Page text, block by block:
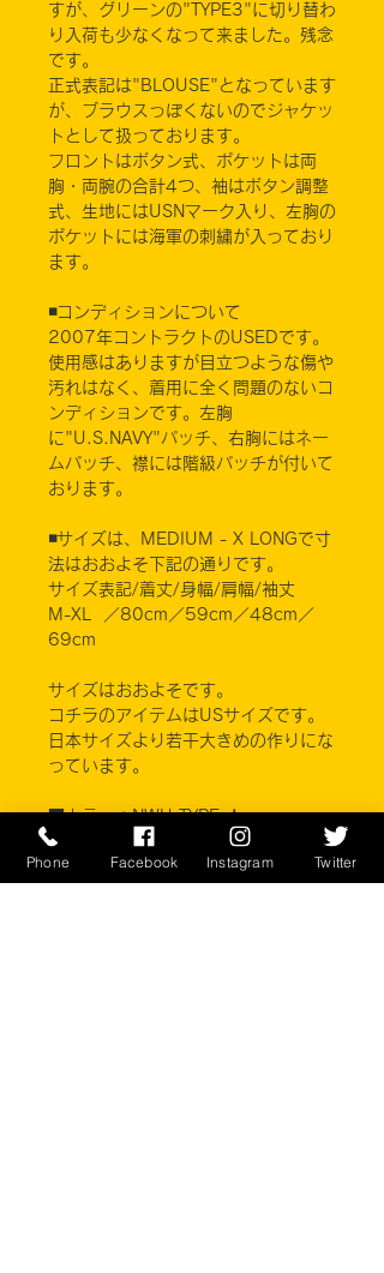
すが、グリーンの"TYPE3"に切り替わ
り入荷も少なくなって来ました。残念
です。
正式表記は"BLOUSE"となっています
が、ブラウスっぽくないのでジャケッ
トとして扱っております。
フロントはボタン式、ポケットは両
胸・両腕の合計4つ、袖はボタン調整
式、生地にはUSNマーク入り、左胸の
ポケットには海軍の刺繍が入っており
ます。
◾️コンディションについて
2007年コントラクトのUSEDです。
使用感はありますが目立つような傷や
汚れはなく、着用に全く問題のないコ
ンディションです。左胸
に"U.S.NAVY"パッチ、右胸にはネー
ムパッチ、襟には階級パッチが付いて
おります。
◾️サイズは、MEDIUM - X LONGで寸
法はおおよそ下記の通りです。
サイズ表記/着丈/身幅/肩幅/袖丈
M-XL ／80cm／59cm／48cm／
69cm
サイズはおおよそです。
コチラのアイテムはUSサイズです。
日本サイズより若干大きめの作りにな
っています。
■カラー：NWU TYPE Ⅰ
素材 コットン50% ナイロン50%
Phone Facebook Instagram Twitter